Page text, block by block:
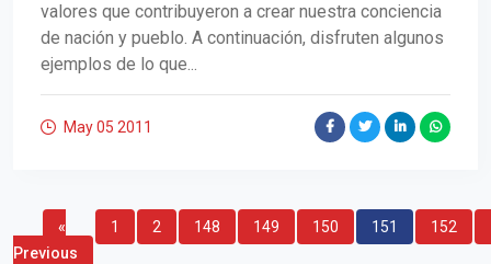
valores que contribuyeron a crear nuestra conciencia
de nación y pueblo. A continuación, disfruten algunos
ejemplos de lo que...
May 05 2011
«
Previous
1 2 148 149 150 151 152